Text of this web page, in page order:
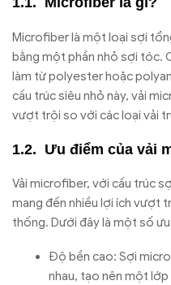
Microfiber là một loại sợi
bằng một phần nhỏ sợi tóc.
làm từ polyester hoặc
cấu trúc siêu nhỏ này, vải
vượt trội so với các loại vải
Ưu điểm của vải
Vải microfiber, với cấu trúc
mang đến nhiều lợi ích vượt
thống. Dưới đây là một số
Độ bền cao: Sợi
nhau, tạo nên một lớp